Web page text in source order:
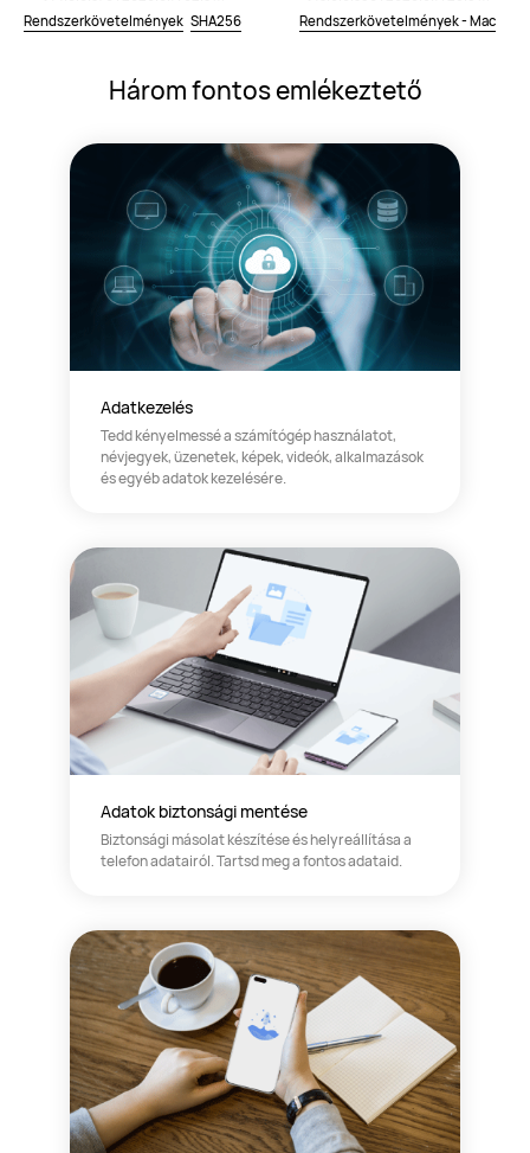
Rendszerkövetelmények SHA256
Rendszerkövetelmények - Mac
Három fontos emlékeztető
Adatkezelés
Tedd kényelmessé a számítógép használatot,
névjegyek, üzenetek, képek, videók, alkalmazások
és egyéb adatok kezelésére.
Adatok biztonsági mentése
Biztonsági másolat készítése és helyreállítása a
telefon adatairól. Tartsd meg a fontos adataid.